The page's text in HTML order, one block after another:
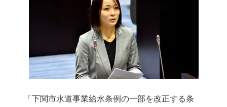
「下関市水道事業給水条例の一部を改正する条